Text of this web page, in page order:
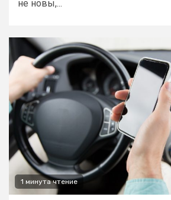
не новы,...
1 минута чтение